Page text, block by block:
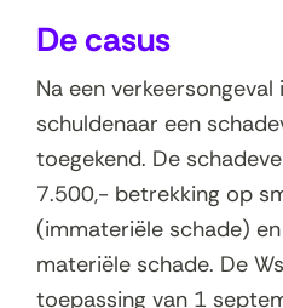
De casus
Na een
schuldenaar een
toegekend. De
7.500,- betrekking op
(immateriële schade)
materiële schade. De
toepassing van 1